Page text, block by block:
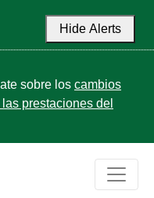
Hide Alerts
sobre los cambios
prestaciones del